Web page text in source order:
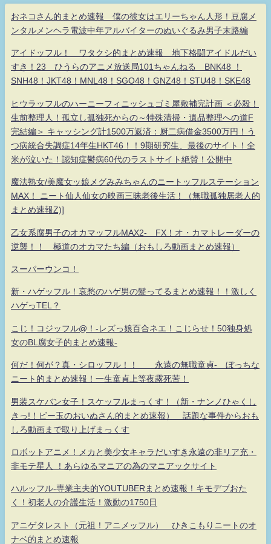
おネコさん的まとめ速報 僕の彼女はエリーちゃん人形！豆腐メ
ンタルメンヘラ電波中年アルバイターのぬいぐるみ男子末路編
アイドッフル！ ワタクシ的まとめ速報 地下格闘アイドルだい
すき！23 ひうらのアニメ放送局101ちゃんねる BNK48 ！
SNH48！JKT48！MNL48！SGO48！GNZ48！STU48！SKE48
ヒウラッフルのハーニーフィニッシュゴミ屋敷補完計画 ＜必殺！
生前整理人！孤立し孤独死からの～特殊清掃・遺品整理への道F
完結編＞ キャッシング計1500万返済：厨二病借金3500万円！う
つ病統合失調症14年生HKT46！！9期研究生、最後のサイト！全
米が泣いた！認知症鬱病60代のラストサイト絶賛！公開中
魔法熟女/美魔女ッ娘メグみみちゃんのニートッフルステーション
MAX！ ニート仙人仙女の映画三昧老後生活！（無職孤独居老人的
まとめ速報Z)]
乙女系腐男子のオカマッフルMAX2- FX！オ・カマトレーダーの
逆襲！！ 極道のオカマたち編（おもしろ動画まとめ速報）
スーパーウンコ！
新・ハゲッフル！哀愁のハゲ男の髪ってるまとめ速報！！激しく
ハゲっTEL？
こじ！コジッフル@！-レズっ娘百合ネエ！こじらせ！50独身処
女のBL腐女子的まとめ速報-
何だ！何が？真・シロッフル！！ 永遠の無職童貞- ぼっちな
ニート的まとめ速報！一生童貞上等夜露死苦！
男装スケバン女子！スケッフルまっくす！（新・ナンノひゃくし
きっ!！ビー玉のおいぬさん的まとめ速報） 話題な事件からおも
しろ動画まで取り上げまっくす
ロボットアニメ！メカと美少女キャラだいすき永遠の非リア充・
非モテ星人 ！あらゆるマニアの為のマニアックサイト
ハルッフル-専業主夫的YOUTUBERまとめ速報！キモデブおた
く！初老人の介護生活！激動の1750日
アニゲタレスト（元祖！アニメッフル） ひきこもりニートのオ
ナベ的まとめ速報